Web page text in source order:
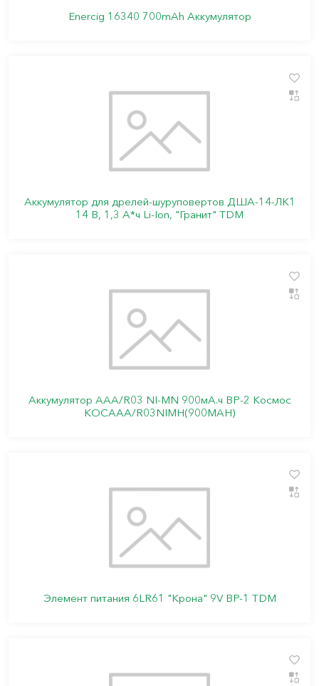
Enercig 16340 700mAh Аккумулятор
Аккумулятор для дрелей-шуруповертов ДША-14-ЛK1
14 В, 1,3 А*ч Li-Ion, "Гранит" TDM
Аккумулятор AAA/R03 NI-MN 900мА.ч ВР-2 Космос
КОСААА/R03NIMН(900MAH)
Элемент питания 6LR61 "Крона" 9V BP-1 TDM